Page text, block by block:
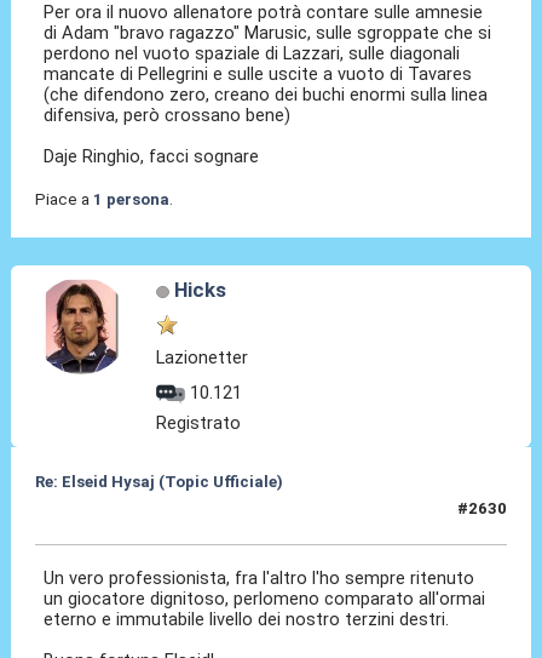
Per ora il nuovo allenatore potrà contare sulle amnesie
di Adam "bravo ragazzo" Marusic, sulle sgroppate che si
perdono nel vuoto spaziale di Lazzari, sulle diagonali
mancate di Pellegrini e sulle uscite a vuoto di Tavares
(che difendono zero, creano dei buchi enormi sulla linea
difensiva, però crossano bene)
Daje Ringhio, facci sognare
Piace a 1 persona
Hicks
Lazionetter
10.121
Registrato
Re: Elseid Hysaj (Topic Ufficiale)
#2630
Un vero professionista, fra l'altro l'ho sempre ritenuto
un giocatore dignitoso, perlomeno comparato all'ormai
eterno e immutabile livello dei nostro terzini destri.